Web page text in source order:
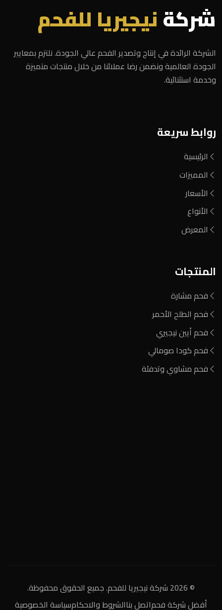
شركةنيجيريا للفحم
الشركة الرائدة في إنتاج وتصدير الفحم عالي الجودة. نلتزم بمعايير
الجودة العالمية ونضمن رضا عملائنا من خلال منتجات متميزة
وخدمة استثنائية.
روابط سريعة
الرئيسية
المميزات
الأسعار
الأنواع
المعرض
المنتجات
فحم مشارة
فحم الطلح الأحمر
فحم أيين نيجيري
فحم كودا صومالي
فحم مشاوي وتدفئة
© 2026 شركة نيجيريا للفحم. جميع الحقوق محفوظة.
أفضل شركة فحماتصل بناالشروط والاحكامسياسة الخصوصية